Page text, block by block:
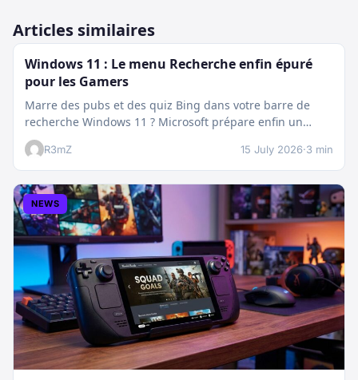
Articles similaires
Windows 11 : Le menu Recherche enfin épuré
pour les Gamers
Marre des pubs et des quiz Bing dans votre barre de
recherche Windows 11 ? Microsoft prépare enfin un
nettoyage…
R3mZ 15 July 2026·3 min
NEWS